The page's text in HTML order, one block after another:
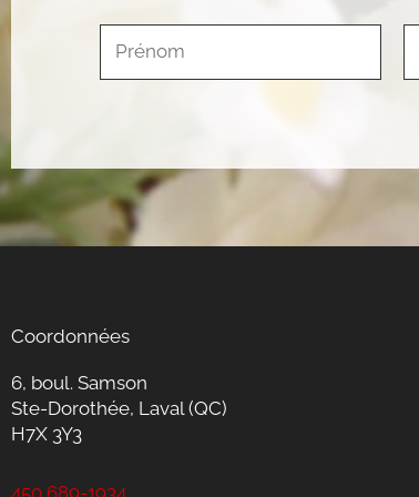
Coordonnées
6, boul. Samson
Ste-Dorothée, Laval (QC)
H7X 3Y3
450 689-1934